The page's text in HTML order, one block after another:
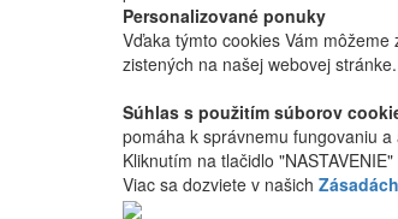
Personalizované ponuky
Vďaka týmto cookies Vám
zistených na našej webovej stránke.
Súhlas s použitím súborov
pomáha k správnemu fungovaniu
Kliknutím na tlačidlo
Viac sa dozviete v našich